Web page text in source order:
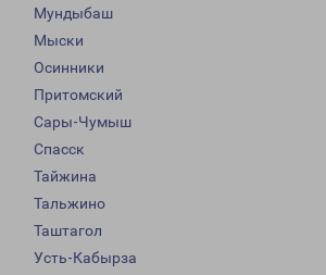
Мундыбаш
Мыски
Осинники
Притомский
Сары-Чумыш
Спасск
Тайжина
Тальжино
Таштагол
Усть-Кабырза